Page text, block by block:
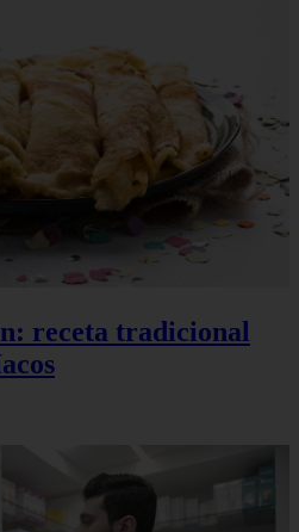
receta tradicional